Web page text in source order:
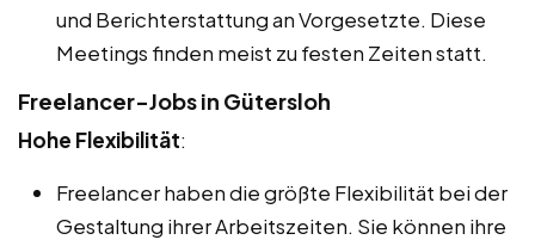
und Berichterstattung an Vorgesetzte. Diese
Meetings finden meist zu festen Zeiten statt.
Freelancer-Jobs in Gütersloh
Hohe Flexibilität:
Freelancer haben die größte Flexibilität bei der
Gestaltung ihrer Arbeitszeiten. Sie können ihre